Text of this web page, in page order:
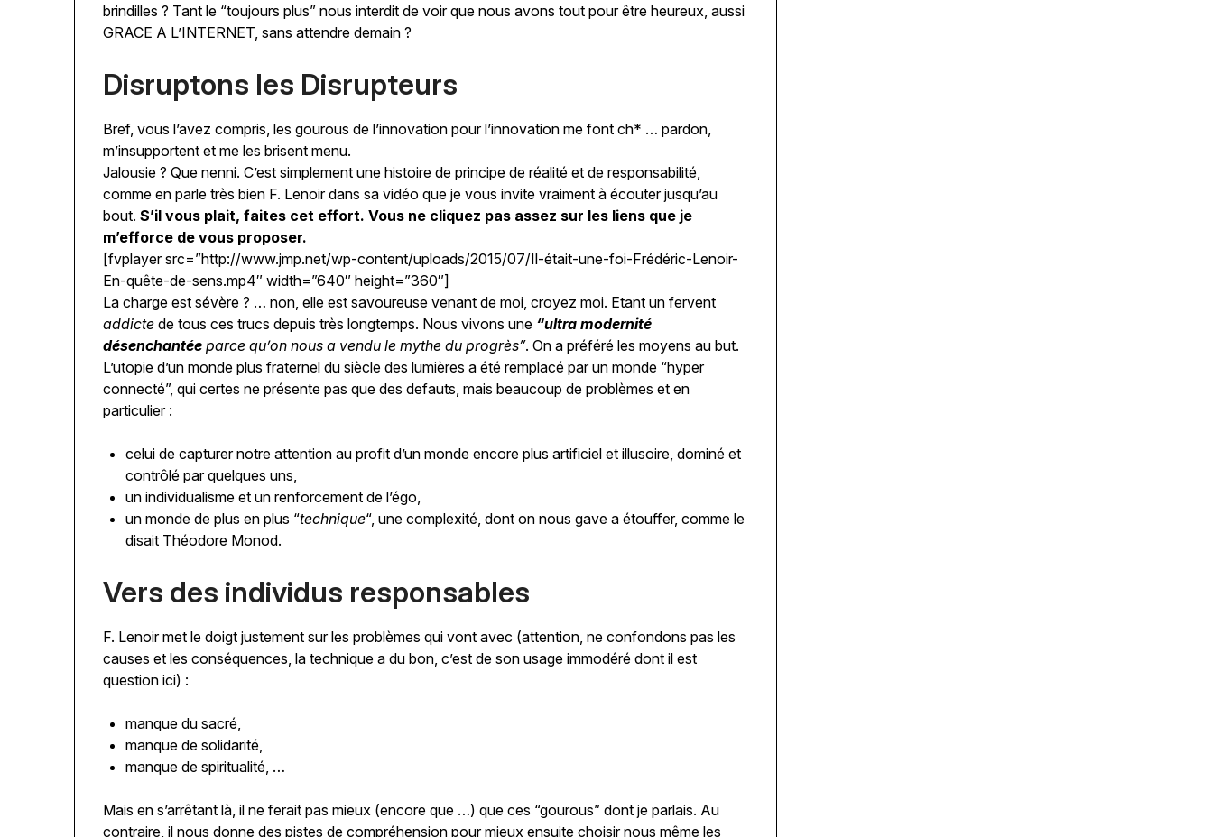
brindilles ? Tant le “toujours plus” nous interdit de voir que nous avons tout pour être heureux, aussi
GRACE A L’INTERNET, sans attendre demain ?
Disruptons les Disrupteurs
Bref, vous l’avez compris, les gourous de l’innovation pour l’innovation me font ch* … pardon,
m’insupportent et me les brisent menu.
Jalousie ? Que nenni. C’est simplement une histoire de principe de réalité et de responsabilité,
comme en parle très bien F. Lenoir dans sa vidéo que je vous invite vraiment à écouter jusqu’au
bout.S’il vous plait, faites cet effort. Vous ne cliquez pas assez sur les liens que je
m’efforce de vous proposer.
[fvplayer src=”http://www.jmp.net/wp-content/uploads/2015/07/Il-était-une-foi-Frédéric-Lenoir-
En-quête-de-sens.mp4″ width=”640″ height=”360″]
La charge est sévère ? … non, elle est savoureuse venant de moi, croyez moi. Etant un fervent
addicte de tous ces trucs depuis très longtemps. Nous vivons une “ultra modernité
désenchantée parce qu’on nous a vendu le mythe du progrès”. On a préféré les moyens au but.
L’utopie d’un monde plus fraternel du siècle des lumières a été remplacé par un monde “hyper
connecté”, qui certes ne présente pas que des defauts, mais beaucoup de problèmes et en
particulier :
celui de capturer notre attention au profit d’un monde encore plus artificiel et illusoire, dominé et
contrôlé par quelques uns,
un individualisme et un renforcement de l’égo,
un monde de plus en plus “technique“, une complexité, dont on nous gave a étouffer, comme le
disait Théodore Monod.
Vers des individus responsables
F. Lenoir met le doigt justement sur les problèmes qui vont avec (attention, ne confondons pas les
causes et les conséquences, la technique a du bon, c’est de son usage immodéré dont il est
question ici) :
manque du sacré,
manque de solidarité,
manque de spiritualité, …
Mais en s’arrêtant là, il ne ferait pas mieux (encore que …) que ces “gourous” dont je parlais. Au
contraire, il nous donne des pistes de compréhension pour mieux ensuite choisir nous même les